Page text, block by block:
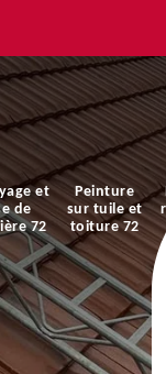
et
de
72
Peinture
sur tuile et
toiture 72